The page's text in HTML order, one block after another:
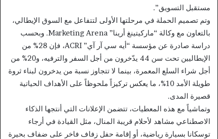
مستقبل التسويق”.
وتم تصميم الحملة في مرحلتها الأولى لتتفاعل مع السوق الإيطالي،
بالتعاون مع وكالة “ماركيتينغ أرينا” Marketing Arena. وبحسب
دراسة صادرة عن مؤسسة “أيه سي آر آي” ACRI، فإن 28% من
الإيطاليين تحت سن 44 يدّخرون من أجل السفر والترفيه، و20% من
أجل شراء السلع المعمرة، بينما لا تتجاوز نسبة من يدخرون لبناء ثروة
طويلة الأمد 10%، ما يعكس تركيزاً ملحوظاً على الأهداف الحياتية
قصيرة المدى.
وتماشياً مع هذه المعطيات، تتضمن الإعلانات التي أنتجها الذكاء
الاصطناعي مشاهد لأحلام قريبة المنال، مثل القيادة في أرجاء
توسكانا بسيارة رياضية، أو إقامة حفل زفاف فاخر على ضفاف بحيرة